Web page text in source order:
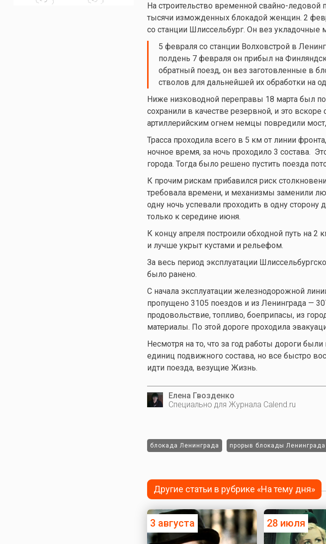
На строительство временной свайно-
тысячи изможденных блокадой женщин. 2
со станции Шлиссельбург. Он вез укладочные
5 февраля со станции Волховстрой в
полдень 7 февраля он прибыл на
обратный поезд, он вез заготовленные в
стволов для дальнейшей их обработки на
Ниже низководной переправы 18 марта был
сохранили в качестве резервной, и это
артиллерийским огнем немцы повредили
Трасса проходила всего в 5 км от линии
ночное время, за ночь проходило 3 состава.
города. Тогда было решено пустить поезда
К прочим рискам прибавился риск
требовала времени, и механизмы заменили
одну ночь успевали проходить в одну
только к середине июня.
К концу апреля построили обходной путь на
и лучше укрыт кустами и рельефом.
За весь период эксплуатации
было ранено.
С начала эксплуатации железнодорожной
пропущено 3105 поездов и из Ленинграда —
продовольствие, топливо, боеприпасы, из
материалы. По этой дороге проходила
Несмотря на то, что за год работы дороги
единиц подвижного состава, но все быстро
идти поезда, везущие Жизнь.
Елена Гвозденко
Специально для Журнала Calend.ru
блокада Ленинграда прорыв блокады Ленинграда
Другие статьи в рубрике «На тему дня»
3 августа 28 июля